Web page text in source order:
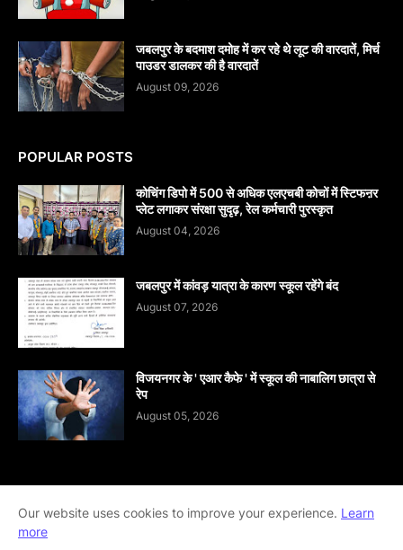
जबलपुर के बदमाश दमोह में कर रहे थे लूट की वारदातें, मिर्च
पाउडर डालकर की है वारदातें
August 09, 2026
POPULAR POSTS
कोचिंग डिपो में 500 से अधिक एलएचबी कोचों में स्टिफऩर
प्लेट लगाकर संरक्षा सुदृढ़, रेल कर्मचारी पुरस्कृत
August 04, 2026
जबलपुर में कांवड़ यात्रा के कारण स्कूल रहेंगे बंद
August 07, 2026
विजयनगर के ' एआर कैफे ' में स्कूल की नाबालिग छात्रा से
रेप
August 05, 2026
Home About contact-us
Disclaimer
Our website uses cookies to improve your experience. Learn
more